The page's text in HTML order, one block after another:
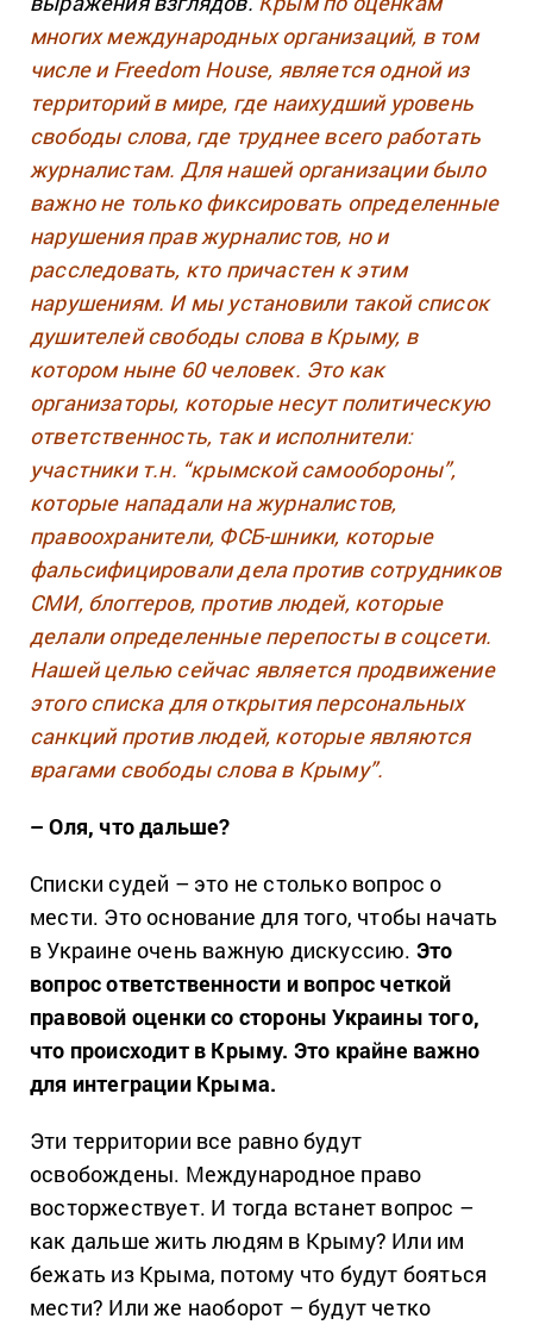
многих международных организаций, в том
числе и Freedom House, является одной из
территорий в мире, где наихудший уровень
свободы слова, где труднее всего работать
журналистам. Для нашей организации было
важно не только фиксировать определенные
нарушения прав журналистов, но и
расследовать, кто причастен к этим
нарушениям. И мы установили такой список
душителей свободы слова в Крыму, в
котором ныне 60 человек. Это как
организаторы, которые несут политическую
ответственность, так и исполнители:
участники т.н. “крымской самообороны”,
которые нападали на журналистов,
правоохранители, ФСБ-шники, которые
фальсифицировали дела против сотрудников
СМИ, блоггеров, против людей, которые
делали определенные перепосты в соцсети.
Нашей целью сейчас является продвижение
этого списка для открытия персональных
санкций против людей, которые являются
врагами свободы слова в Крыму”.
– Оля, что дальше?
Списки судей – это не столько вопрос о
мести. Это основание для того, чтобы начать
в Украине очень важную дискуссию. Это
вопрос ответственности и вопрос четкой
правовой оценки со стороны Украины того,
что происходит в Крыму. Это крайне важно
для интеграции Крыма.
Эти территории все равно будут
освобождены. Международное право
восторжествует. И тогда встанет вопрос –
как дальше жить людям в Крыму? Или им
бежать из Крыма, потому что будут бояться
мести? Или же наоборот – будут четко